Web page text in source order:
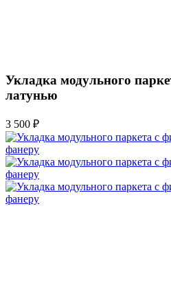
Укладка модульного
латунью
3 500 ₽